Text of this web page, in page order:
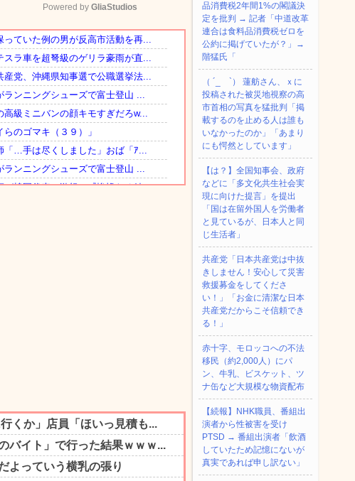
Mute
Powered by GliaStudios
品消費税2年間1%の閣議決
定を批判 → 記者「中道改革
連合は食料品消費税ゼロを
公約に掲げていたが？」→
階猛氏「
（ ´_ゝ`） 蓮舫さん、ｘに
投稿された被災地視察の高
市首相の写真を猛批判「掲
載するのを止める人は誰も
いなかったのか」「あまり
にも愕然としています」
【は？】全国知事会、政府
などに「多文化共生社会実
現に向けた提言」を提出
「国は在留外国人を労働者
と見ているが、日本人と同
じ生活者」
共産党「日本共産党は中抜
きしません！安心して災害
救援募金をしてくださ
い！」「お金に清潔な日本
共産党だからこそ信頼でき
る！」
赤十字、モロッコへの不法
移民（約2,000人）にパ
ン、牛乳、ビスケット、ツ
ナ缶など大規模な物資配布
【続報】NHK職員、番組出
演者から性被害を受け
PTSD → 番組出演者「飲酒
していたため記憶にないが
真実であれば申し訳ない」